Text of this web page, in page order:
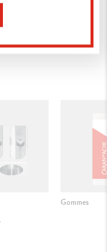
Gommes